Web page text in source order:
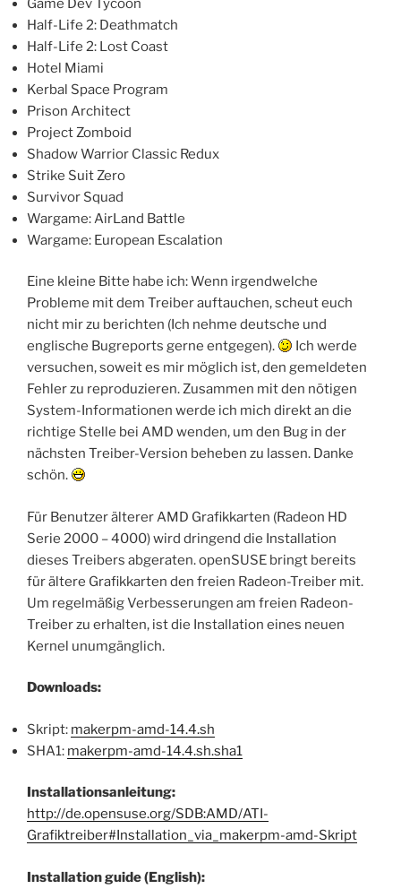
Half-Life 2: Deathmatch
Half-Life 2: Lost Coast
Hotel Miami
Kerbal Space Program
Prison Architect
Project Zomboid
Shadow Warrior Classic Redux
Strike Suit Zero
Survivor Squad
Wargame: AirLand Battle
Wargame: European Escalation
Eine kleine Bitte habe ich: Wenn irgendwelche
Probleme mit dem Treiber auftauchen, scheut euch
nicht mir zu berichten (Ich nehme deutsche und
englische Bugreports gerne entgegen).
Ich werde
versuchen, soweit es mir möglich ist, den gemeldeten
Fehler zu reproduzieren. Zusammen mit den nötigen
System-Informationen werde ich mich direkt an die
richtige Stelle bei AMD wenden, um den Bug in der
nächsten Treiber-Version beheben zu lassen. Danke
schön.
Für Benutzer älterer AMD Grafikkarten (Radeon HD
Serie 2000 – 4000) wird dringend die Installation
dieses Treibers abgeraten. openSUSE bringt bereits
für ältere Grafikkarten den freien Radeon-Treiber mit.
Um regelmäßig Verbesserungen am freien Radeon-
Treiber zu erhalten, ist die Installation eines neuen
Kernel unumgänglich.
Downloads:
Skript: makerpm-amd-14.4.sh
SHA1: makerpm-amd-14.4.sh.sha1
Installationsanleitung:
http://de.opensuse.org/SDB:AMD/ATI-
Grafiktreiber#Installation_via_makerpm-amd-Skript
Installation guide (English):